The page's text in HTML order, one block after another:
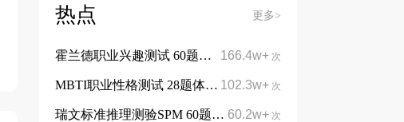
热点 更多>
166.4w+ 次
霍兰德职业兴趣测试 60题简洁版 免费
102.3w+ 次
MBTI职业性格测试 28题体验版 免费
60.2w+ 次
瑞文标准推理测验SPM 60题 免费